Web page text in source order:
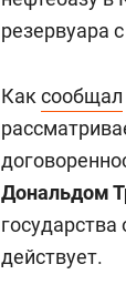
резервуара
Как сообщал
Дональдом
действует.